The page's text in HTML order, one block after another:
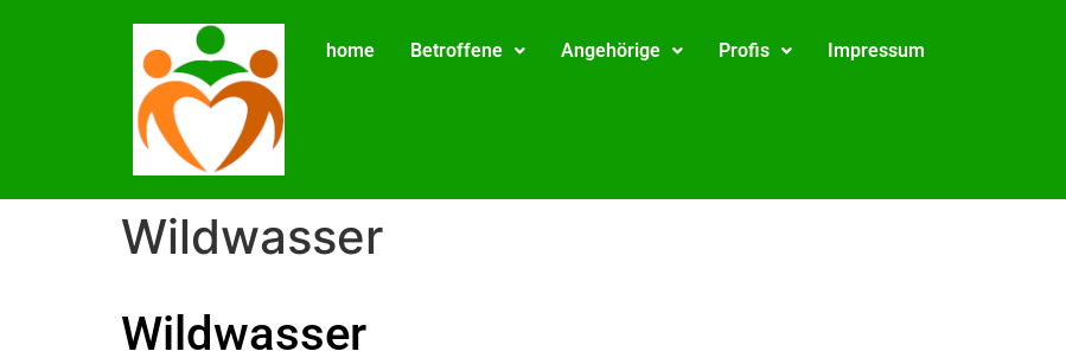
home Betroffene Angehörige Profis Impressum
Wildwasser
Wildwasser